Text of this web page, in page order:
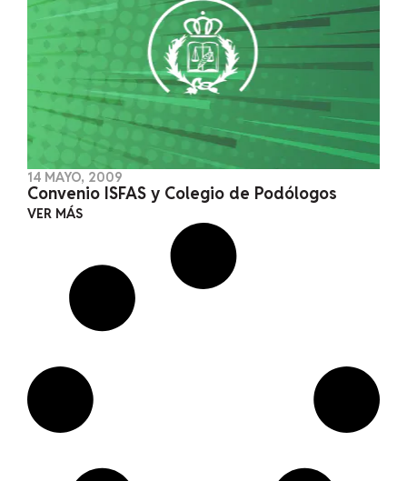
14 MAYO, 2009
Convenio ISFAS y Colegio de Podólogos
VER MÁS